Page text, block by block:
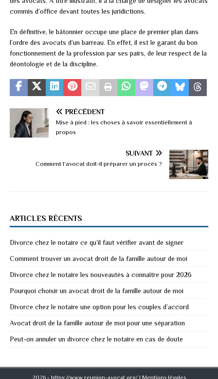
commis d’office devant toutes les juridictions.
En définitive, le bâtonnier occupe une place de premier plan dans
l’ordre des avocats d’un barreau. En effet, il est le garant du bon
fonctionnement de la profession par ses pairs, de leur respect de la
déontologie et de la discipline.
PRÉCÉDENT
Mise à pied : les choses à savoir essentiellement à
propos
SUIVANT
Comment l’avocat doit-il préparer un procès ?
ARTICLES RÉCENTS
Divorce chez le notaire ce qu’il faut vérifier avant de signer
Comment trouver un avocat droit de la famille autour de moi
Divorce chez le notaire les nouveautés à connaître pour 2026
Pourquoi choisir un avocat droit de la famille autour de moi
Divorce chez le notaire une option pour les couples d’accord
Avocat droit de la famille autour de moi pour une séparation
Peut-on annuler un divorce chez le notaire en cas de doute
2026 - https://www.reunion-avocat.org/ | Mentions légales